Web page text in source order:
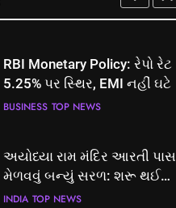
માટે બનાવાયા ઉમેદવાર
RBI Monetary Policy: રેપો રેટ
5.25% પર સ્થિર, EMI નહીં ઘટે
BUSINESS TOP NEWS
અયોધ્યા રામ મંદિર આરતી પાસ
મેળવવું બન્યું સરળ: શરૂ થઈ
તત્કાલ સુવિધા, જાણો સંપૂર્ણ
INDIA TOP NEWS